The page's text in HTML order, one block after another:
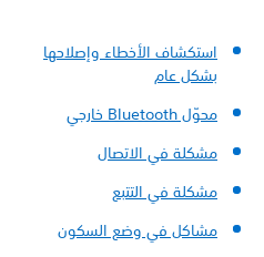
استكشاف الأخطاء وإصلاحها
بشكل عام
محوّل Bluetooth‎ خارجي
مشكلة في الاتصال
مشكلة في التتبع
مشاكل في وضع السكون